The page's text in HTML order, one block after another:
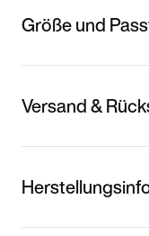
Größe und
Versand &